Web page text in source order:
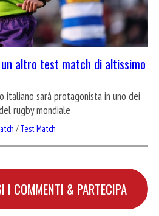
altro test match di altissimo
italiano sarà protagonista in uno dei
rugby mondiale
/Test Match
I COMMENTI & PARTECIPA